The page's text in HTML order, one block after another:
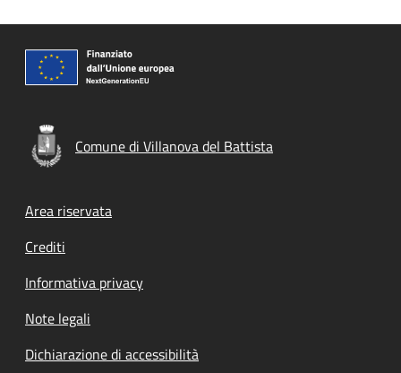
Comune di Villanova del Battista
Footer menu
Area riservata
Crediti
Informativa privacy
Note legali
Dichiarazione di accessibilità